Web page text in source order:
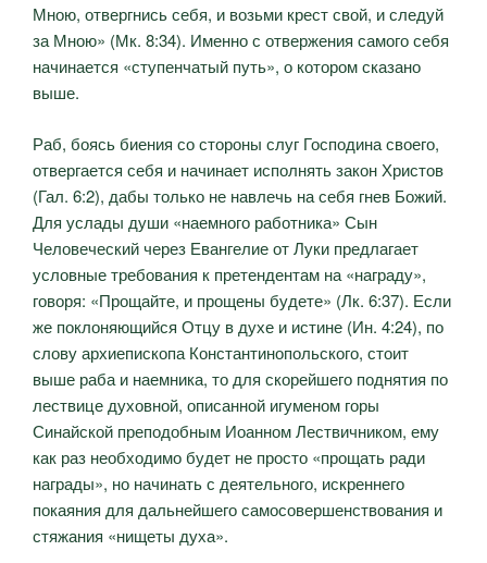
Мною, отвергнись себя, и возьми крест свой, и следуй
за Мною» (Мк. 8:34). Именно с отвержения самого себя
начинается «ступенчатый путь», о котором сказано
выше.
Раб, боясь биения со стороны слуг Господина своего,
отвергается себя и начинает исполнять закон Христов
(Гал. 6:2), дабы только не навлечь на себя гнев Божий.
Для услады души «наемного работника» Сын
Человеческий через Евангелие от Луки предлагает
условные требования к претендентам на «награду»,
говоря: «Прощайте, и прощены будете» (Лк. 6:37). Если
же поклоняющийся Отцу в духе и истине (Ин. 4:24), по
слову архиепископа Константинопольского, стоит
выше раба и наемника, то для скорейшего поднятия по
лествице духовной, описанной игуменом горы
Синайской преподобным Иоанном Лествичником, ему
как раз необходимо будет не просто «прощать ради
награды», но начинать с деятельного, искреннего
покаяния для дальнейшего самосовершенствования и
стяжания «нищеты духа».